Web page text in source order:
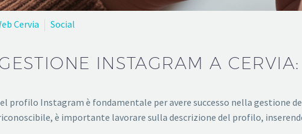
Cervia Social
INSTAGRAM A
profilo Instagram è fondamentale per avere successo nella gestione
è importante lavorare sulla descrizione del profilo,